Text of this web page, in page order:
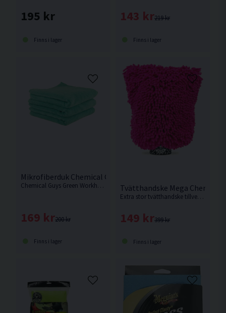
195 kr
Finns i lager
219 kr
143 kr
Finns i lager
Mikrofiberduk Chemical Guys Workhorse Grön 3-pack
Chemical Guys Green Workhorse är det perfekta verktyget vid rengöring och skydd av alla fordons yttre och inre delar.
200 kr
169 kr
Finns i lager
Tvätthandske Mega Chemical
Extra stor tvätthandske tillverkad av mikrofiber från Amerikanska Chemical Guys.
399 kr
149 kr
Finns i lager